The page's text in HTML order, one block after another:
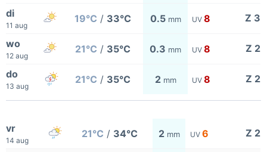
di
11 aug
19°C / 33°C 0.5 mm UV 8 Z 3
wo
12 aug
21°C / 35°C 0.3 mm UV 8 Z 2
do
13 aug
21°C / 35°C 2 mm UV 8 Z 2
vr
14 aug
21°C / 34°C 2 mm UV 6 Z 2